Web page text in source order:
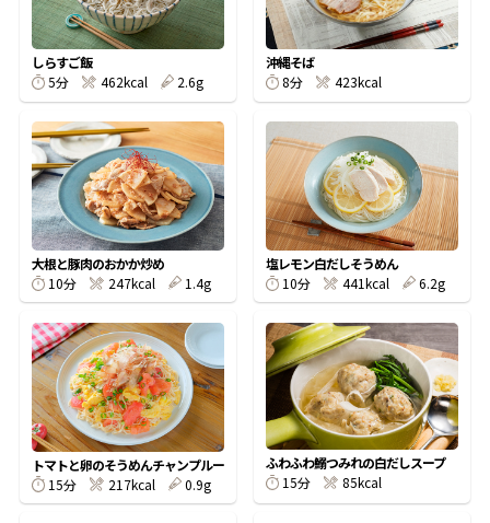
『踊り節』
鰹節屋の
だしパック
だし粉
商品情報一覧
おすすめサイト
しらすご飯
5分
462kcal 2.6g
沖縄そば
8分
423kcal
大根と豚肉のおかか炒め
10分
247kcal 1.4g
塩レモン白だしそうめん
10分
441kcal 6.2g
トマトと卵のそうめんチャンプルー
15分
217kcal 0.9g
ふわふわ鰯つみれの白だしスープ
15分
85kcal